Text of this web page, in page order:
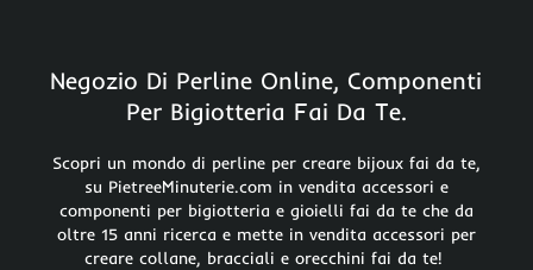
Negozio Di Perline Online, Componenti
Per Bigiotteria Fai Da Te.
Scopri un mondo di perline per creare bijoux fai da te,
su PietreeMinuterie.com in vendita accessori e
componenti per bigiotteria e gioielli fai da te che da
oltre 15 anni ricerca e mette in vendita accessori per
creare collane, bracciali e orecchini fai da te!